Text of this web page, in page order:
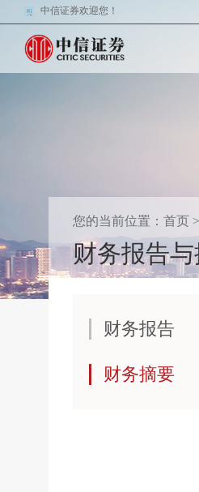
中信证券欢迎您！
您的当前位置： 首页 >
财务报告
财务报告
财务摘要